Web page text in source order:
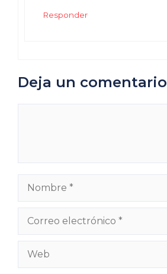
Responder
Deja un comentario
Nombre
Correo
Web